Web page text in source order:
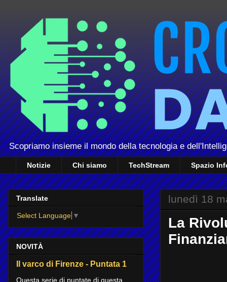
Scopriamo insieme il mondo della tecnologia e
Notizie Chi siamo TechStream Spazio
lunedì 18
La
Translate
Select Language ▼
NOVITÀ
Il varco di Firenze - Puntata 1
Questa serie di puntate di questa